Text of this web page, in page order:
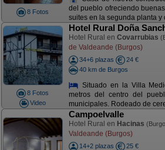
8 Fotos
del pueblo ofreciendo
suites en la segunda planta y
8 Fotos
Video
Hotel Rural Doña
Hotel Rural en Covarrubias
de Valdeande (Burgos)
34+6 plazas
24 €
40 km de Burgos
Situado en la Villa
metros del centro del
municipales. Rodeado de
Campoelvalle
Hotel Rural en Hacinas
Valdeande (Burgos)
14+2 plazas
25 €